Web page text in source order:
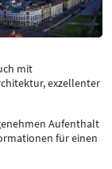
mit
exzellenter
Aufenthalt
für einen